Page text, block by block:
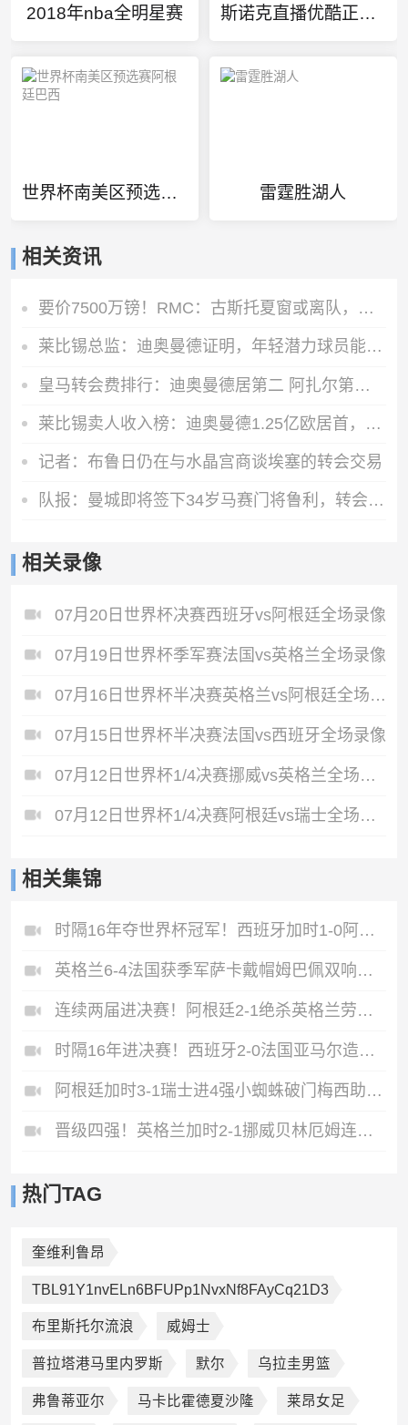
2018年nba全明星赛 斯诺克直播优酷正在直播
世界杯南美区预选赛阿根廷巴西 雷霆胜湖人
相关资讯
要价7500万镑！RMC：古斯托夏窗或离队，曼城不愿满足切尔西要价
莱比锡总监：迪奥曼德证明，年轻潜力球员能在我们这得到巨大提升
皇马转会费排行：迪奥曼德居第二 阿扎尔第三 C罗第五 齐达内第七
莱比锡卖人收入榜：迪奥曼德1.25亿欧居首，舍什科索博奥尔莫在列
记者：布鲁日仍在与水晶宫商谈埃塞的转会交易
队报：曼城即将签下34岁马赛门将鲁利，转会费350万欧元
相关录像
07月20日世界杯决赛西班牙vs阿根廷全场录像
07月19日世界杯季军赛法国vs英格兰全场录像
07月16日世界杯半决赛英格兰vs阿根廷全场录像
07月15日世界杯半决赛法国vs西班牙全场录像
07月12日世界杯1/4决赛挪威vs英格兰全场录像
07月12日世界杯1/4决赛阿根廷vs瑞士全场录像
相关集锦
时隔16年夺世界杯冠军！西班牙加时1-0阿根廷费兰制胜恩佐染红
英格兰6-4法国获季军萨卡戴帽姆巴佩双响创纪录奥利塞2助+失良机
连续两届进决赛！阿根廷2-1绝杀英格兰劳塔罗恩佐破门梅西两助攻
时隔16年进决赛！西班牙2-0法国亚马尔造点奥亚萨瓦尔、波罗破门
阿根廷加时3-1瑞士进4强小蜘蛛破门梅西助攻麦卡恩博洛假摔染红
晋级四强！英格兰加时2-1挪威贝林厄姆连场双响谢尔德鲁普破门
热门TAG
奎维利鲁昂
TBL91Y1nvELn6BFUPp1NvxNf8FAyCq21D3
布里斯托尔流浪 威姆士
普拉塔港马里内罗斯 默尔 乌拉圭男篮
弗鲁蒂亚尔 马卡比霍德夏沙隆 莱昂女足